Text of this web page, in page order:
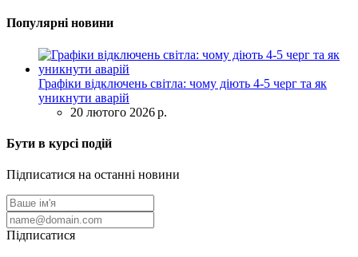
Популярні новини
Графіки відключень світла: чому діють 4-5 черг та як
уникнути аварій
20 лютого 2026 р.
Бути в курсі подій
Підписатися на останні новини
Підписатися